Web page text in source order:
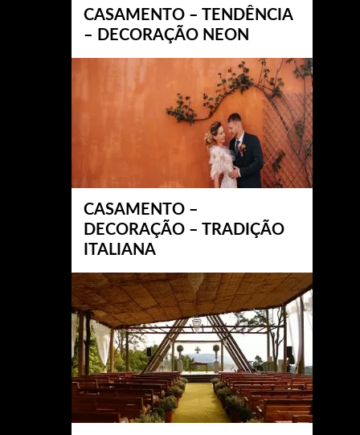
CASAMENTO – TENDÊNCIA
– DECORAÇÃO NEON
CASAMENTO –
DECORAÇÃO – TRADIÇÃO
ITALIANA